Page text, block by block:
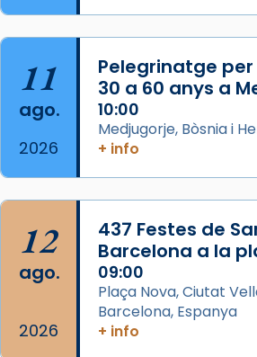
Acompanyant la història de
partir de l’Edat Mitjana
que les santes Juliana
Semproniana (“relatiu a
eterna”) són deixebles seves.
frare Joan Gaspar Roig,
que les santes són filles de
Mataró en reivindicarà les
Foto
View on Facebook · Share
11
ago.
2026
Pelegrinatge
30 a 60 anys a
10:00
Medjugorje, Bòsnia i
+ info
12
ago.
2026
437 Festes de
Barcelona a la
09:00
Plaça Nova, Ciutat
Barcelona, Espanya
+ info